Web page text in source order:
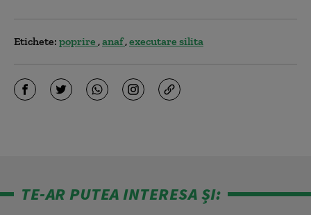
Etichete: poprire anaf executare silita
TE-AR PUTEA INTERESA ȘI: